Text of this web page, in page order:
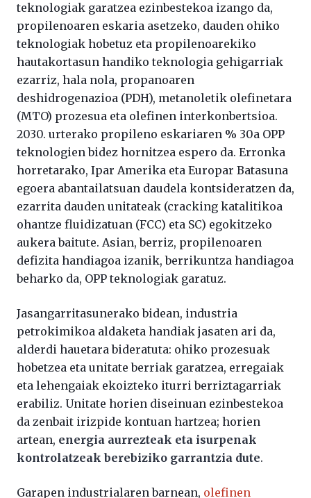
teknologiak garatzea ezinbestekoa izango da,
propilenoaren eskaria asetzeko, dauden ohiko
teknologiak hobetuz eta propilenoarekiko
hautakortasun handiko teknologia gehigarriak
ezarriz, hala nola, propanoaren
deshidrogenazioa (PDH), metanoletik olefinetara
(MTO) prozesua eta olefinen interkonbertsioa.
2030. urterako propileno eskariaren % 30a OPP
teknologien bidez hornitzea espero da. Erronka
horretarako, Ipar Amerika eta Europar Batasuna
egoera abantailatsuan daudela kontsideratzen da,
ezarrita dauden unitateak (cracking katalitikoa
ohantze fluidizatuan (FCC) eta SC) egokitzeko
aukera baitute. Asian, berriz, propilenoaren
defizita handiagoa izanik, berrikuntza handiagoa
beharko da, OPP teknologiak garatuz.
Jasangarritasunerako bidean, industria
petrokimikoa aldaketa handiak jasaten ari da,
alderdi hauetara bideratuta: ohiko prozesuak
hobetzea eta unitate berriak garatzea, erregaiak
eta lehengaiak ekoizteko iturri berriztagarriak
erabiliz. Unitate horien diseinuan ezinbestekoa
da zenbait irizpide kontuan hartzea; horien
artean, energia aurrezteak eta isurpenak
kontrolatzeak berebiziko garrantzia dute.
Garapen industrialaren barnean, olefinen